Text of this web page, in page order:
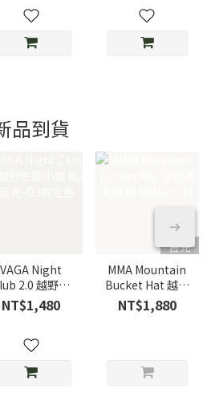
品到貨
VAGA Night
2.0 越野性
能小帽 黑/橘反
光-D3限定色
NT$1,480
售完
MMA Mountain
Bucket Hat 越野
漁夫帽 黑
MMA23-11
NT$1,880